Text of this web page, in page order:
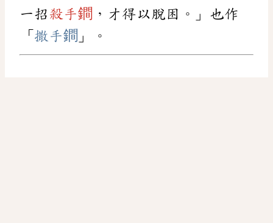
一招 殺手鐧 ，才得以脫困。」也作
「 撒手鐧 」。